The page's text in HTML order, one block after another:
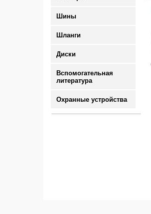
Шины
Шланги
Диски
Вспомогательная
литература
Охранные устройства